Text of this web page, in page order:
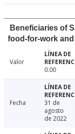
Beneficiaries of
food-for-work
Valor
0.00
Fecha
31 de
agosto
de 2022